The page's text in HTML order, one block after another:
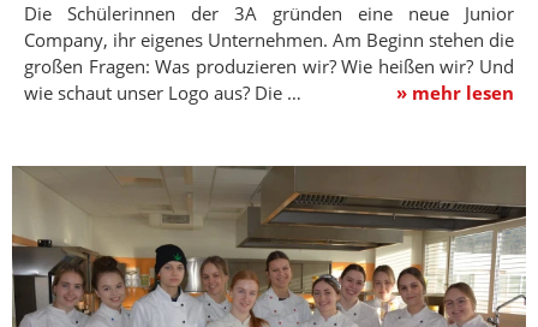
Die Schülerinnen der 3A gründen eine neue Junior
Company, ihr eigenes Unternehmen. Am Beginn stehen die
großen Fragen: Was produzieren wir? Wie heißen wir? Und
wie schaut unser Logo aus? Die …
» mehr lesen